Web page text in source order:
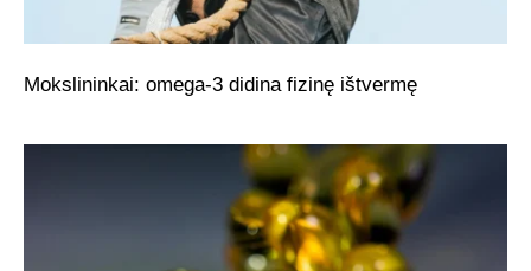
Mokslininkai: omega-3 didina fizinę ištvermę